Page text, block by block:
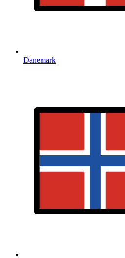
Danemark